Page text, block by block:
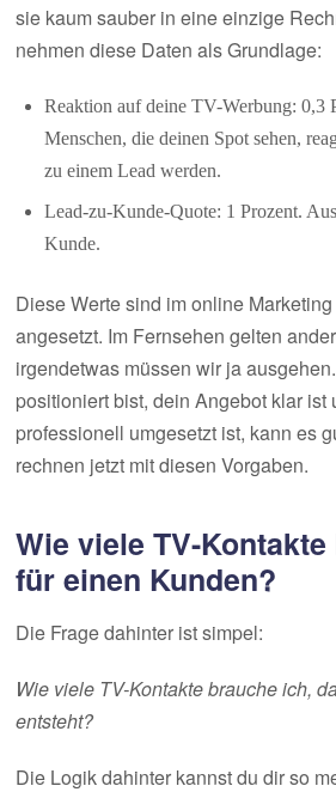
sie kaum sauber in eine einzige
nehmen diese Daten als Grundlage:
Reaktion auf deine TV-Werbung: 0,3
Menschen, die deinen Spot sehen,
zu einem Lead werden.
Lead-zu-Kunde-Quote: 1 Prozent.
Kunde.
Diese Werte sind im online
angesetzt. Im Fernsehen gelten
irgendetwas müssen wir ja
positioniert bist, dein Angebot klar ist
professionell umgesetzt ist, kann es
rechnen jetzt mit diesen Vorgaben.
Wie viele TV-
für einen Kunden?
Die Frage dahinter ist simpel:
Wie viele TV-Kontakte brauche ich,
entsteht?
Die Logik dahinter kannst du dir so